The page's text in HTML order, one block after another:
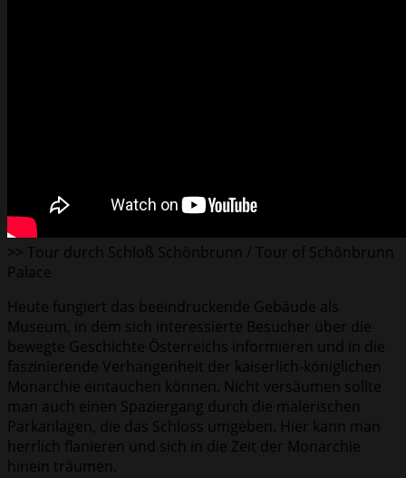
>> Tour durch Schloß Schönbrunn / Tour of Schönbrunn
Palace
Heute fungiert das beeindruckende Gebäude als
Museum, in dem sich interessierte Besucher über die
bewegte Geschichte Österreichs informieren und in die
faszinierende Verhangenheit der kaiserlich-königlichen
Monarchie eintauchen können. Nicht versäumen sollte
man auch einen Spaziergang durch die malerischen
Parkanlagen, die das Schloss umgeben. Hier kann man
herrlich flanieren und sich in die Zeit der Monarchie
hinein träumen.